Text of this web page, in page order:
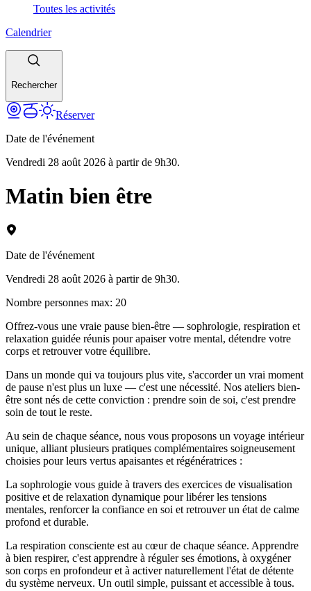
Toutes les activités
Calendrier
Rechercher
Réserver
Date de l'événement
Vendredi 28 août 2026 à partir de 9h30.
Matin bien être
Date de l'événement
Vendredi 28 août 2026 à partir de 9h30.
Nombre personnes max: 20
Offrez-vous une vraie pause bien-être — sophrologie, respiration et
relaxation guidée réunis pour apaiser votre mental, détendre votre
corps et retrouver votre équilibre.
Dans un monde qui va toujours plus vite, s'accorder un vrai moment
de pause n'est plus un luxe — c'est une nécessité. Nos ateliers bien-
être sont nés de cette conviction : prendre soin de soi, c'est prendre
soin de tout le reste.
Au sein de chaque séance, nous vous proposons un voyage intérieur
unique, alliant plusieurs pratiques complémentaires soigneusement
choisies pour leurs vertus apaisantes et régénératrices :
La sophrologie vous guide à travers des exercices de visualisation
positive et de relaxation dynamique pour libérer les tensions
mentales, renforcer la confiance en soi et retrouver un état de calme
profond et durable.
La respiration consciente est au cœur de chaque séance. Apprendre
à bien respirer, c'est apprendre à réguler ses émotions, à oxygéner
son corps en profondeur et à activer naturellement l'état de détente
du système nerveux. Un outil simple, puissant et accessible à tous.